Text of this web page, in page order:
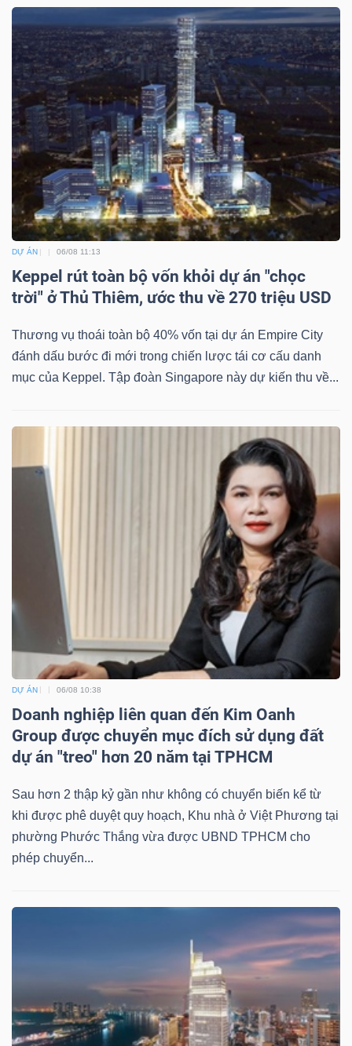
DỰ ÁN 06/08 11:13
Keppel rút toàn bộ vốn khỏi dự án "chọc
trời" ở Thủ Thiêm, ước thu về 270 triệu USD
Thương vụ thoái toàn bộ 40% vốn tại dự án Empire City
đánh dấu bước đi mới trong chiến lược tái cơ cấu danh
mục của Keppel. Tập đoàn Singapore này dự kiến thu về...
DỰ ÁN 06/08 10:38
Doanh nghiệp liên quan đến Kim Oanh
Group được chuyển mục đích sử dụng đất
dự án "treo" hơn 20 năm tại TPHCM
Sau hơn 2 thập kỷ gần như không có chuyển biến kể từ
khi được phê duyệt quy hoạch, Khu nhà ở Việt Phương tại
phường Phước Thắng vừa được UBND TPHCM cho
phép chuyển...
(-)
Dịch
vụ
(-)
tạo
Sách
chính
Truyền
chính
Dữ
liệu
tài
chính